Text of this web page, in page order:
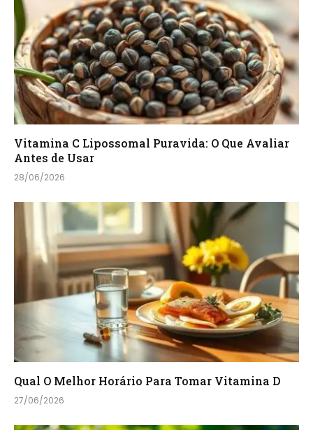
Vitamina C Lipossomal Puravida: O Que Avaliar
Antes de Usar
28/06/2026
Qual O Melhor Horário Para Tomar Vitamina D
27/06/2026